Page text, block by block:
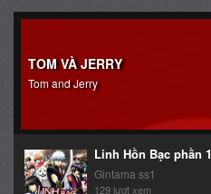
TOM VÀ JERRY
Tom and Jerry
Linh Hồn Bạc phần 1
Gintama ss1
129 lượt xem